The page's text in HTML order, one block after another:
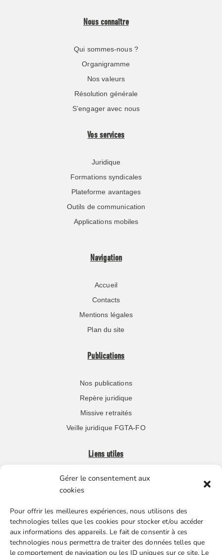
Gérer le consentement aux
cookies
Pour offrir les meilleures expériences, nous utilisons des
technologies telles que les cookies pour stocker et/ou accéder
aux informations des appareils. Le fait de consentir à ces
technologies nous permettra de traiter des données telles que
le comportement de navigation ou les ID uniques sur ce site. Le
Nous connaître
Qui sommes-nous ?
Organigramme
Nos valeurs
Résolution générale
S’engager avec nous
Vos services
Juridique
Formations syndicales
Plateforme avantages
Outils de communication
Applications mobiles
Navigation
Accueil
Contacts
Mentions légales
Plan du site
Publications
Nos publications
Repère juridique
Missive retraités
Veille juridique FGTA-FO
Liens utiles
Boutique en ligne
Nos partenaires
Gestion des cookies